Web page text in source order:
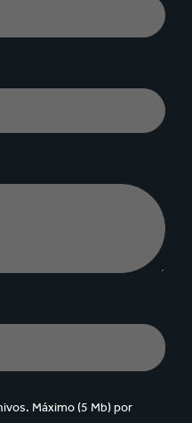
Máximo (5 Mb) por